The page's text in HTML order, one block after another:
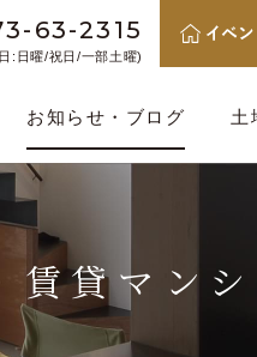
63-2315
:日曜/祝日/一部土曜)
お知らせ・ブログ 土
賃貸マン